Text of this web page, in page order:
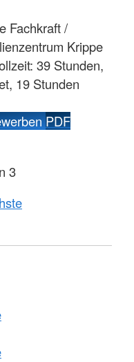
Fachkraft /
Krippe
39 Stunden,
19 Stunden
PDF
3